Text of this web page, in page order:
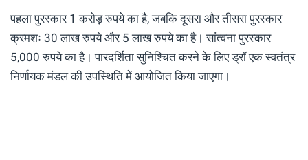
पहला पुरस्कार 1 करोड़ रुपये का है, जबकि दूसरा और तीसरा पुरस्कार
क्रमशः 30 लाख रुपये और 5 लाख रुपये का है। सांत्वना पुरस्कार
5,000 रुपये का है। पारदर्शिता सुनिश्चित करने के लिए ड्रॉ एक स्वतंत्र
निर्णायक मंडल की उपस्थिति में आयोजित किया जाएगा।